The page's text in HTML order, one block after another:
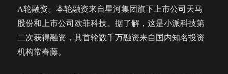
A轮融资。本轮融资来自星河集团旗下上市公司天马
股份和上市公司欧菲科技。据了解，这是小派科技第
二次获得融资，其首轮数千万融资来自国内知名投资
机构常春藤。